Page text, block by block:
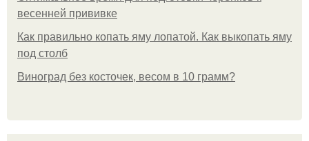
весенней прививке
Как правильно копать яму лопатой. Как выкопать яму
под столб
Виноград без косточек, весом в 10 грамм?